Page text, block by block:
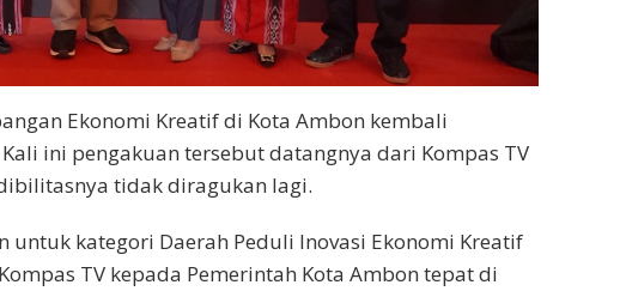
Ekonomi Kreatif di Kota Ambon kembali
ini pengakuan tersebut datangnya dari Kompas TV
tidak diragukan lagi.
untuk kategori Daerah Peduli Inovasi Ekonomi Kreatif
TV kepada Pemerintah Kota Ambon tepat di